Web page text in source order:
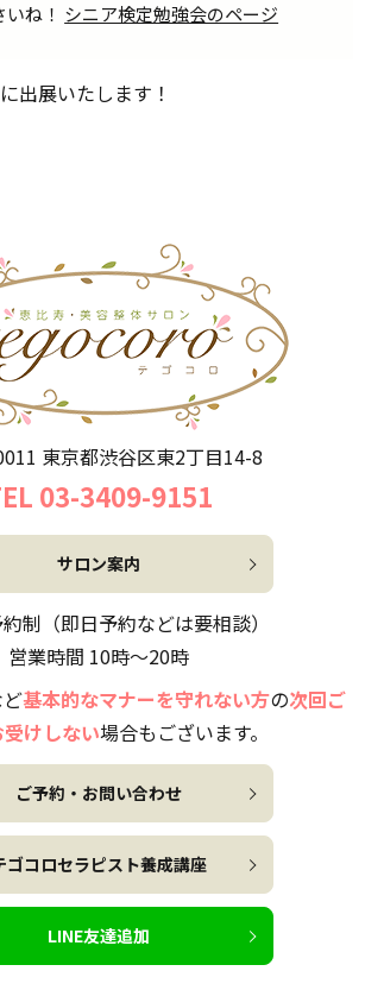
ね！ シニア検定勉強会のページ
出展いたします！
東京都渋谷区東2丁目14-8
03-3409-9151
サロン案内
制（即日予約などは要相談）
営業時間 10時～20時
基本的なマナーを守れない方の次回ご
けしない場合もございます。
ご予約・お問い合わせ
ゴコロセラピスト養成講座
LINE友達追加